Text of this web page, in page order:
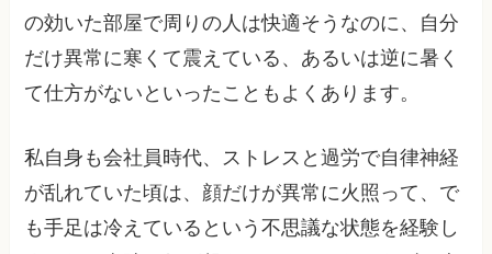
の効いた部屋で周りの人は快適そうなのに、自分
だけ異常に寒くて震えている、あるいは逆に暑く
て仕方がないといったこともよくあります。
私自身も会社員時代、ストレスと過労で自律神経
が乱れていた頃は、顔だけが異常に火照って、で
も手足は冷えているという不思議な状態を経験し